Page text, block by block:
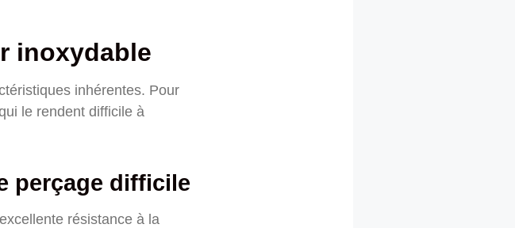
inoxydable
inhérentes. Pour
le rendent difficile à
perçage difficile
résistance à la